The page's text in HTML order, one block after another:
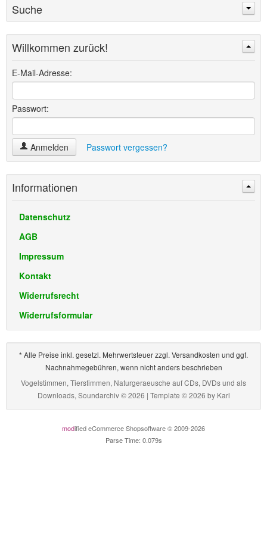
Suche
Willkommen zurück!
E-Mail-Adresse:
Passwort:
Anmelden Passwort vergessen?
Informationen
Datenschutz
AGB
Impressum
Kontakt
Widerrufsrecht
Widerrufsformular
* Alle Preise inkl. gesetzl. Mehrwertsteuer zzgl. Versandkosten und ggf.
Nachnahmegebühren, wenn nicht anders beschrieben
Vogelstimmen, Tierstimmen, Naturgeraeusche auf CDs, DVDs und als
Downloads, Soundarchiv © 2026 | Template © 2026 by Karl
modified eCommerce Shopsoftware © 2009-2026
Parse Time: 0.079s